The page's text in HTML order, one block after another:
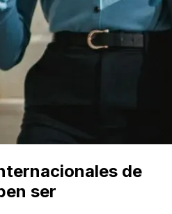
de
ser